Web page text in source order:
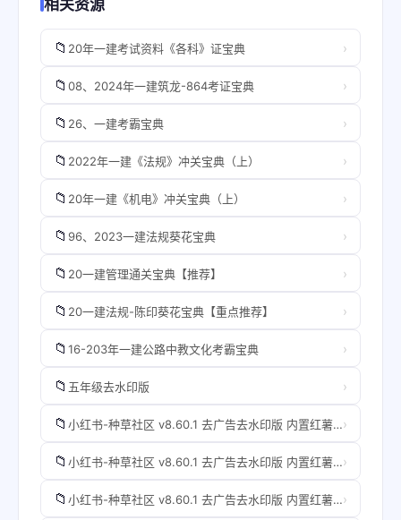
相关资源
📁 20年一建考试资料《各科》证宝典 ›
📁 08、2024年一建筑龙-864考证宝典 ›
📁 26、一建考霸宝典 ›
📁 2022年一建《法规》冲关宝典（上） ›
📁 20年一建《机电》冲关宝典（上） ›
📁 96、2023一建法规葵花宝典 ›
📁 20一建管理通关宝典【推荐】 ›
📁 20一建法规-陈印葵花宝典【重点推荐】 ›
📁 16-203年一建公路中教文化考霸宝典 ›
📁 五年级去水印版 ›
📁 小红书-种草社区 v8.60.1 去广告去水印版 内置红薯猪手 v1.2.5-30 模块版›
📁 小红书-种草社区 v8.60.1 去广告去水印版 内置红薯猪手 v1.2.5-30 模块版›
📁 小红书-种草社区 v8.60.1 去广告去水印版 内置红薯猪手 v1.2.5-30 模块版›